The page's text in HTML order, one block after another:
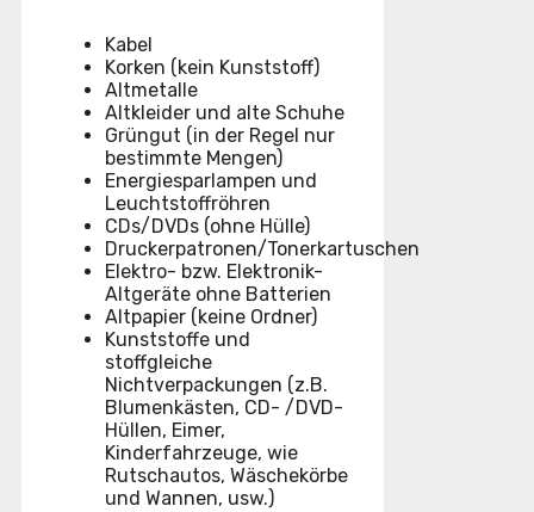
Kabel
Korken (kein Kunststoff)
Altmetalle
Altkleider und alte Schuhe
Grüngut (in der Regel nur
bestimmte Mengen)
Energiesparlampen und
Leuchtstoffröhren
CDs/DVDs (ohne Hülle)
Druckerpatronen/Tonerkartuschen
Elektro- bzw. Elektronik-
Altgeräte ohne Batterien
Altpapier (keine Ordner)
Kunststoffe und
stoffgleiche
Nichtverpackungen (z.B.
Blumenkästen, CD- /DVD-
Hüllen, Eimer,
Kinderfahrzeuge, wie
Rutschautos, Wäschekörbe
und Wannen, usw.)